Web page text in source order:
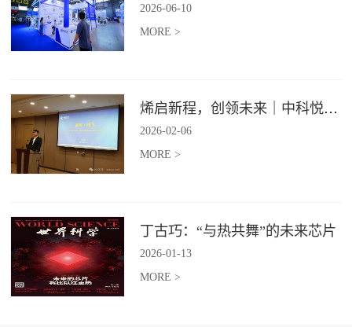
2026-06-10
MORE >
烯启新程，创领未来｜中科悦达2025年度总结表彰大会圆满召开！
2026-02-06
MORE >
丁古巧：“与热共舞”的未来芯片
2026-01-13
MORE >